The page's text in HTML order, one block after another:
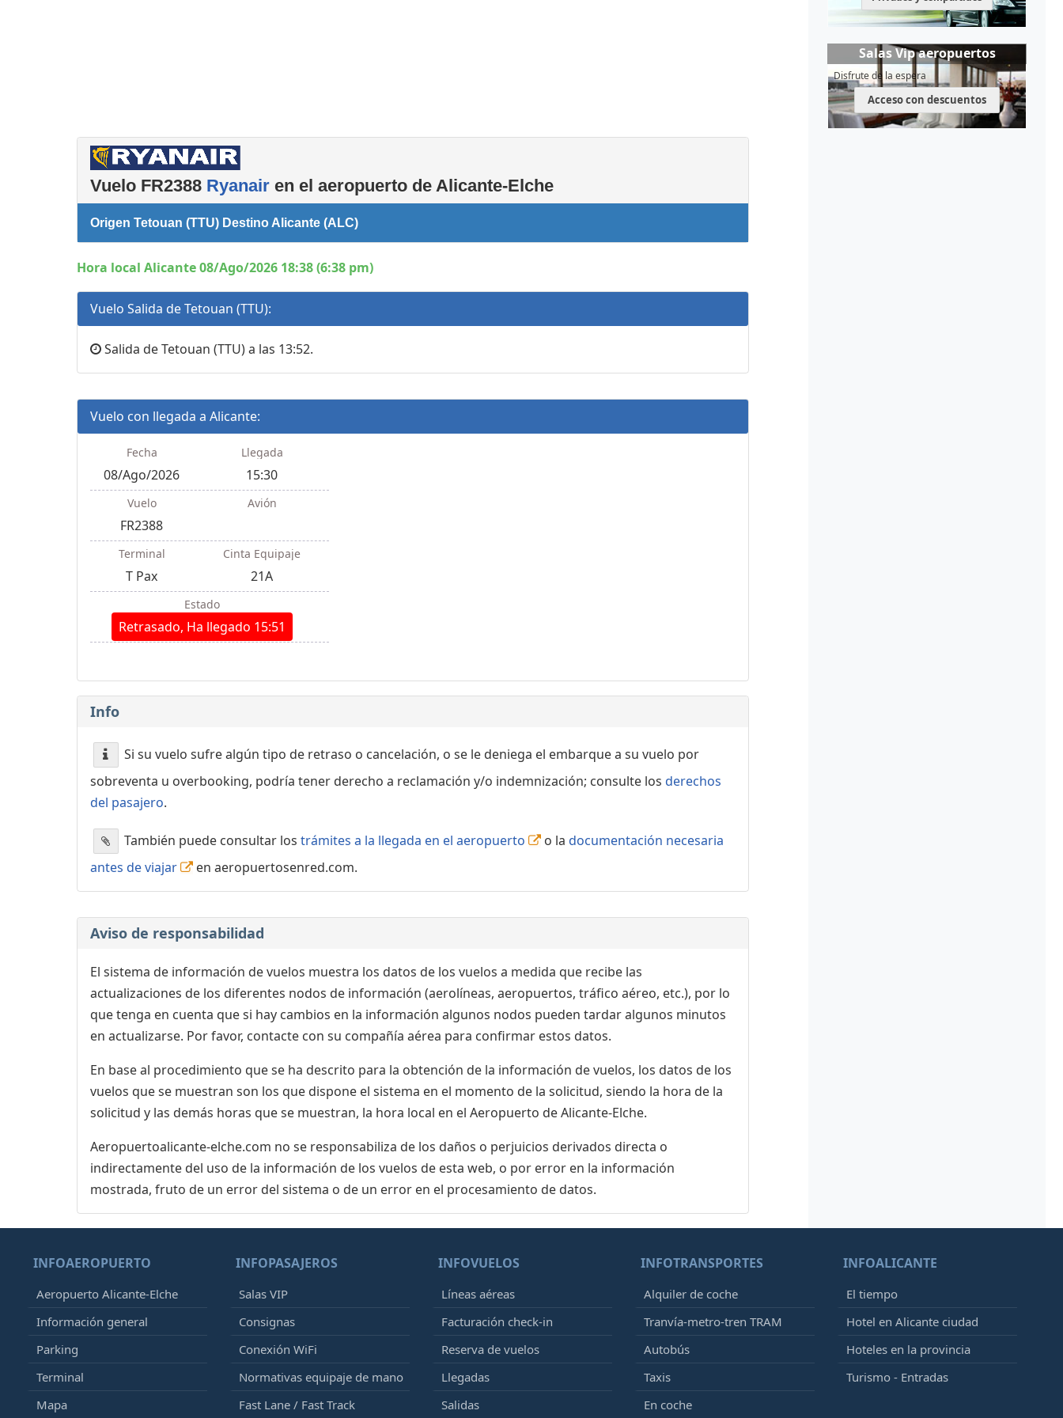
Vuelo FR2388 Ryanair en el aeropuerto de Alicante-Elche
Origen Tetouan (TTU) Destino Alicante (ALC)
Hora local Alicante 08/Ago/2026 18:38 (6:38 pm)
Vuelo Salida de Tetouan (TTU):
Salida de Tetouan (TTU) a las 13:52.
Vuelo con llegada a Alicante:
Fecha
08/Ago/2026
Llegada
15:30
Vuelo
FR2388
Avión
Terminal
T Pax
Cinta Equipaje
21A
Estado
Retrasado, Ha llegado 15:51
Info
Si su vuelo sufre algún tipo de retraso o cancelación, o se le deniega el embarque a su vuelo por
sobreventa u overbooking, podría tener derecho a reclamación y/o indemnización; consulte los derechos
del pasajero.
También puede consultar los trámites a la llegada en el aeropuerto o la documentación necesaria
antes de viajar
en aeropuertosenred.com.
Aviso de responsabilidad
El sistema de información de vuelos muestra los datos de los vuelos a medida que recibe las
actualizaciones de los diferentes nodos de información (aerolíneas, aeropuertos, tráfico aéreo, etc.), por lo
que tenga en cuenta que si hay cambios en la información algunos nodos pueden tardar algunos minutos
en actualizarse. Por favor, contacte con su compañía aérea para confirmar estos datos.
En base al procedimiento que se ha descrito para la obtención de la información de vuelos, los datos de los
vuelos que se muestran son los que dispone el sistema en el momento de la solicitud, siendo la hora de la
solicitud y las demás horas que se muestran, la hora local en el Aeropuerto de Alicante-Elche.
Aeropuertoalicante-elche.com no se responsabiliza de los daños o perjuicios derivados directa o
indirectamente del uso de la información de los vuelos de esta web, o por error en la información
mostrada, fruto de un error del sistema o de un error en el procesamiento de datos.
Salas Vip aeropuertos
Disfrute de la espera
Acceso con descuentos
INFOAEROPUERTO
Aeropuerto Alicante-Elche
Información general
Parking
Terminal
Mapa
INFOPASAJEROS
Salas VIP
Consignas
Conexión WiFi
Normativas equipaje de mano
Fast Lane / Fast Track
INFOVUELOS
Líneas aéreas
Facturación check-in
Reserva de vuelos
Llegadas
Salidas
INFOTRANSPORTES
Alquiler de coche
Tranvía-metro-tren TRAM
Autobús
Taxis
En coche
INFOALICANTE
El tiempo
Hotel en Alicante ciudad
Hoteles en la provincia
Turismo - Entradas